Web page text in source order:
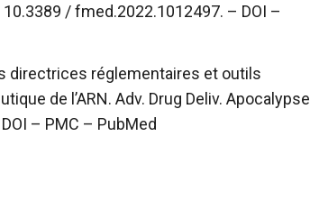
10.3389 / fmed.2022.1012497. – DOI –
directrices réglementaires et outils
de l’ARN. Adv. Drug Deliv. Apocalypse
DOI – PMC – PubMed